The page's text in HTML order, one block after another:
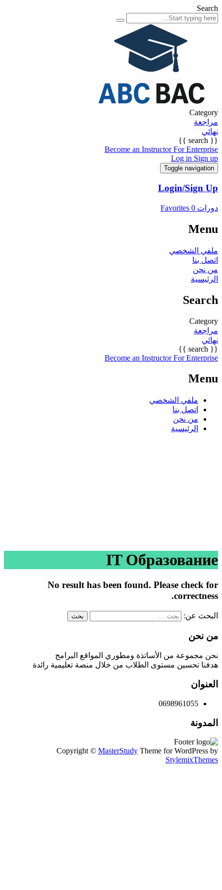
Search
Category
مراجعة
نهائي
{{ search }}
Become an Instructor For Enterprise
Log in Sign up
Toggle navigation
Login/Sign Up
دورات Favorites 0
Menu
ملفي الشخصي
اتصل بنا
من نحن
الرئيسية
Search
Category
مراجعة
نهائي
{{ search }}
Become an Instructor For Enterprise
Menu
ملفي الشخصي
اتصل بنا
من نحن
الرئيسية
IT Образование
No result has been found. Please check for
correctness.
البحث عن:
من نحن
نحن مجموعة من الأساتذة ومطوري المواقع البرامج
هدفنا تحسين مستوى الطلاب من خلال منصة تعليمية رائدة
العنوان
0698961055
المدونة
Copyright © MasterStudy Theme for WordPress by
StylemixThemes